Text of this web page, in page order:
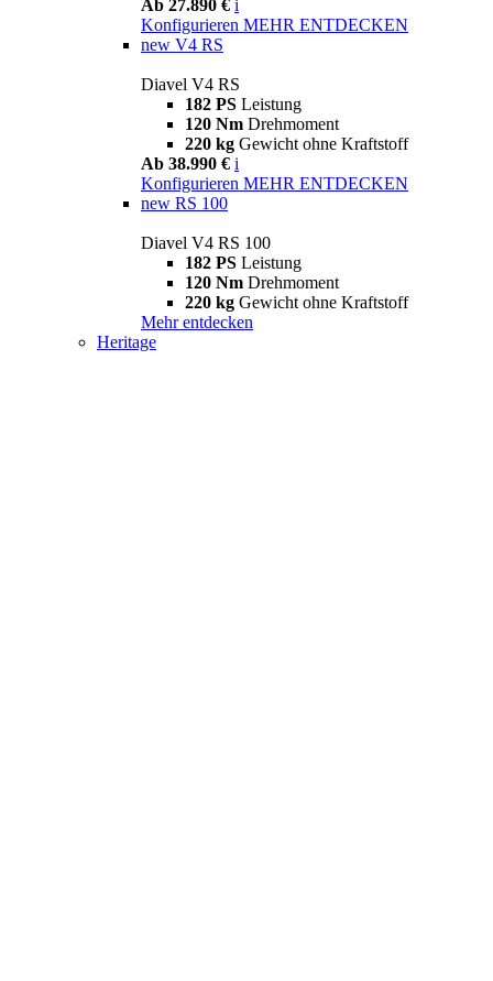
Ab 27.890 € i
Konfigurieren MEHR ENTDECKEN
new V4 RS
Diavel V4 RS
182 PS Leistung
120 Nm Drehmoment
220 kg Gewicht ohne Kraftstoff
Ab 38.990 € i
Konfigurieren MEHR ENTDECKEN
new RS 100
Diavel V4 RS 100
182 PS Leistung
120 Nm Drehmoment
220 kg Gewicht ohne Kraftstoff
Mehr entdecken
Heritage